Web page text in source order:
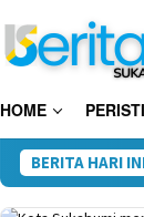
HOME
BERITA HARI